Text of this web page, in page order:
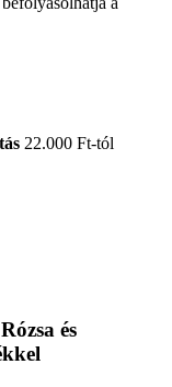
22.000 Ft-tól
és